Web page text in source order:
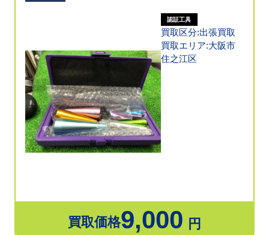
認証工具
買取区分:出張買取
買取エリア:大阪市
住之江区
買取価格9,000 円